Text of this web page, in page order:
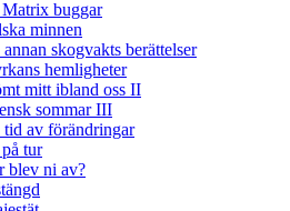
buggar
minnen
skogvakts berättelser
hemligheter
mitt ibland oss II
sommar III
av förändringar
tur
blev ni av?